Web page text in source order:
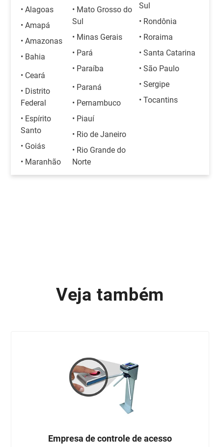
• Alagoas
• Amapá
• Amazonas
• Bahia
• Ceará
• Distrito
Federal
• Espírito
Santo
• Goiás
• Maranhão
• Mato Grosso do
Sul
• Minas Gerais
• Pará
• Paraíba
• Paraná
• Pernambuco
• Piauí
• Rio de Janeiro
• Rio Grande do
Norte
Sul
• Rondônia
• Roraima
• Santa Catarina
• São Paulo
• Sergipe
• Tocantins
Veja também
Empresa de controle de acesso